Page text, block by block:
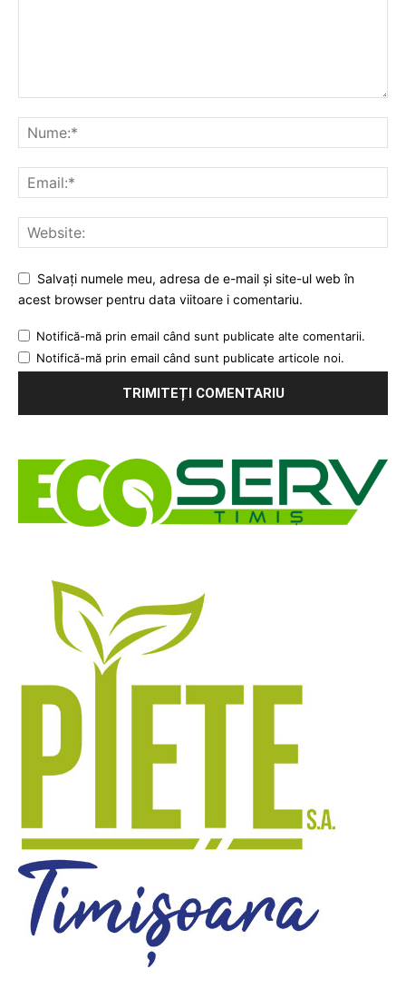
Salvați numele meu, adresa de e-mail și site-ul web în
acest browser pentru data viitoare i comentariu.
Notifică-mă prin email când sunt publicate alte comentarii.
Notifică-mă prin email când sunt publicate articole noi.